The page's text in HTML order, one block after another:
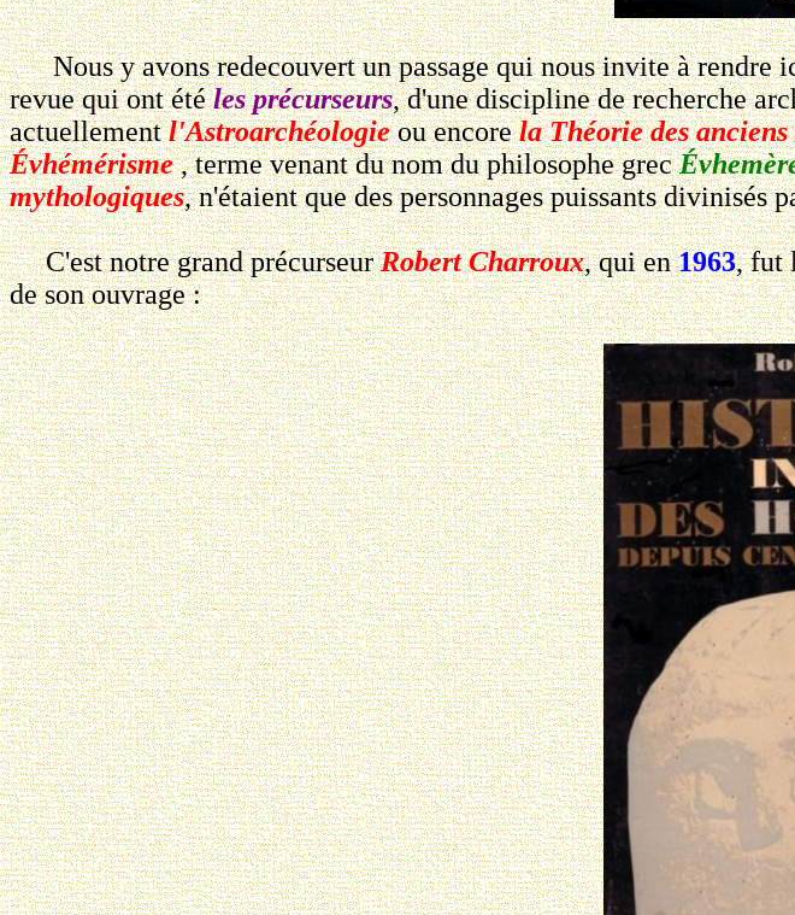
Nous y avons redecouvert un passage qui nous invite à rendre
revue qui ont étéles précurseurs, d'une discipline de recherche
actuellementl'Astroarchéologieou encorela Théorie des
Évhémérisme, terme venant du nom du philosophe grec
mythologiques, n'étaient que des personnages puissants divinisés
C'est notre grand précurseurRobert Charroux, qui en1963, fut
de son ouvrage :